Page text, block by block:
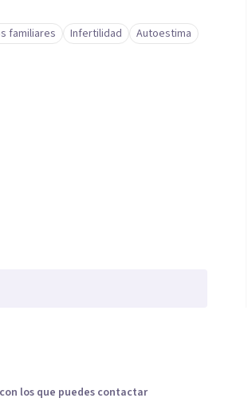
familiares Infertilidad
Autoestima
los que puedes contactar